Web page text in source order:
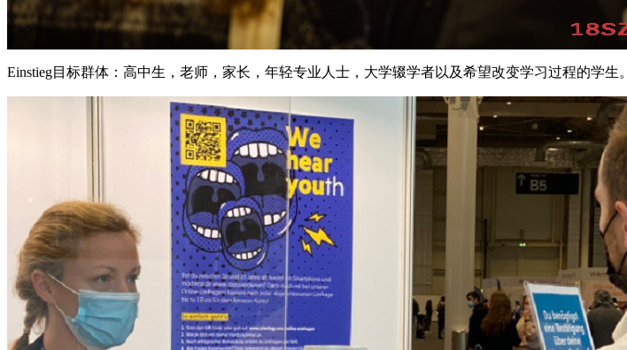
Einstieg目标群体：高中生，老师，家长，年轻专业人士，大学辍学者以及希望改变学习过程的学生。